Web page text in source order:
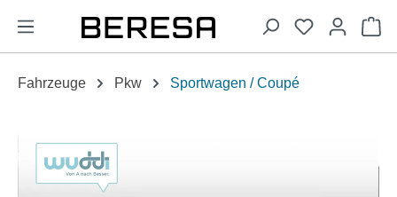
springen
Fahrzeuge Pkw Sportwagen / Coupé
Bildergalerie überspringen